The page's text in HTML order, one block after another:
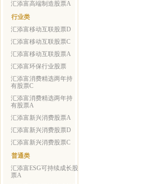
汇添富高端制造股票A
行业类
汇添富移动互联股票D
汇添富移动互联股票C
汇添富移动互联股票A
汇添富环保行业股票
汇添富消费精选两年持
有股票C
汇添富消费精选两年持
有股票A
汇添富新兴消费股票A
汇添富新兴消费股票D
汇添富新兴消费股票C
普通类
汇添富ESG可持续成长股
票A